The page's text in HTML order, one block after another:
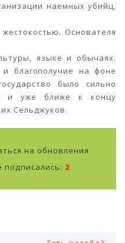
наемных убийц,
Основателя
языке и обычаях.
благополучие на фоне
было сильно
и уже ближе к концу
Сельджуков.
на обновления
подписались: 2